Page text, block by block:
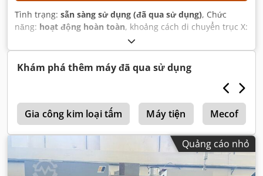
Tình trạng: sẵn sàng sử dụng (đã qua sử dụng), Chức
năng: hoạt động hoàn toàn, khoảng cách di chuyển trục X:
, khoảng cách di chuyển trục Y:
cách di chuyển trục Z:550 mm, nét bút lông:80 mm, trọng
lượng tổng cộng:3.900 kg
Khám phá thêm máy đã qua sử dụng
Gia công kim loại tấm Máy tiện Mecof
Quảng cáo nhỏ